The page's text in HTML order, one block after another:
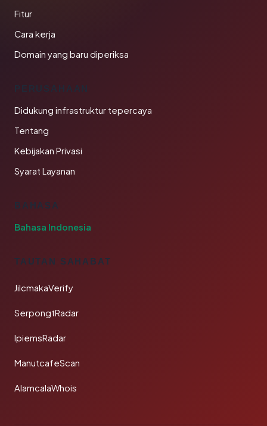
Fitur
Cara kerja
Domain yang baru diperiksa
PERUSAHAAN
Didukung infrastruktur tepercaya
Tentang
Kebijakan Privasi
Syarat Layanan
BAHASA
Bahasa Indonesia
TAUTAN SAHABAT
JilcmakaVerify
SerpongtRadar
IpiemsRadar
ManutcafeScan
AlamcalaWhois